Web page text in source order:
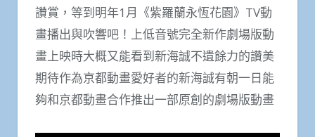
讚賞，等到明年1月《紫羅蘭永恆花園》TV動
畫播出與吹響吧！上低音號完全新作劇場版動
畫上映時大概又能看到新海誠不遺餘力的讚美
期待作為京都動畫愛好者的新海誠有朝一日能
夠和京都動畫合作推出一部原創的劇場版動畫